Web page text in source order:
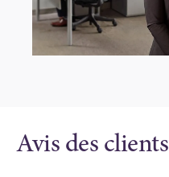
Avis des clients